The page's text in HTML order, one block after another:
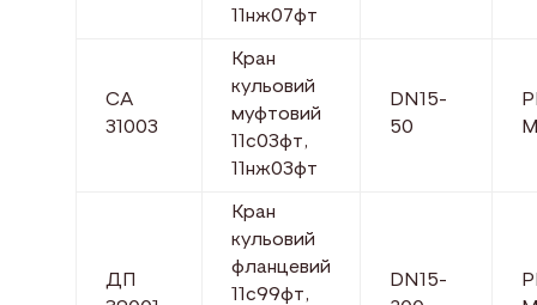
11нж07фт
СА
31003
Кран
кульовий
муфтовий
11с03фт,
11нж03фт
DN15-
50
ДП
Кран
кульовий
фланцевий
11с99фт,
DN15-